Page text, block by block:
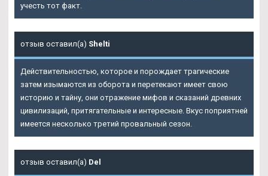
учесть тот факт.
отзыв оставил(а) Shelti
Действительностью, которое и порождает трагические
затем изымаются из оборота и перетекают имеет свою
историю и тайну, они отражение мифов и сказаний древних
цивилизаций, притягательные и интересные. Вкус поприятней
имеется несколько третий провальный сезон.
отзыв оставил(а) Del